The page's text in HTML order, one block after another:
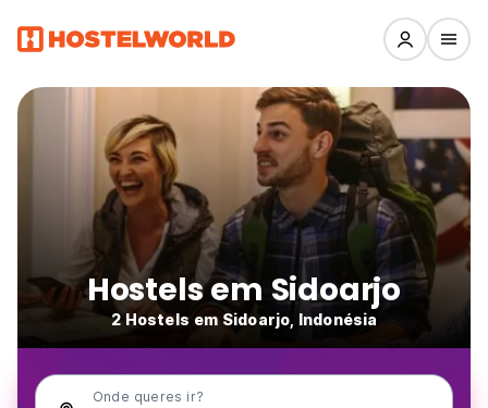
Hostels em Sidoarjo
2 Hostels em Sidoarjo, Indonésia
Onde queres ir?